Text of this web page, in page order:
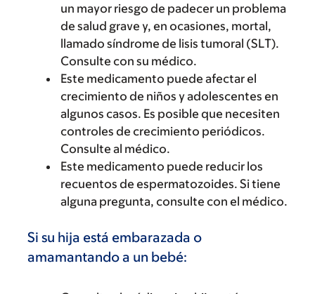
un mayor riesgo de padecer un problema
de salud grave y, en ocasiones, mortal,
llamado síndrome de lisis tumoral (SLT).
Consulte con su médico.
Este medicamento puede afectar el
crecimiento de niños y adolescentes en
algunos casos. Es posible que necesiten
controles de crecimiento periódicos.
Consulte al médico.
Este medicamento puede reducir los
recuentos de espermatozoides. Si tiene
alguna pregunta, consulte con el médico.
Si su hija está embarazada o
amamantando a un bebé: